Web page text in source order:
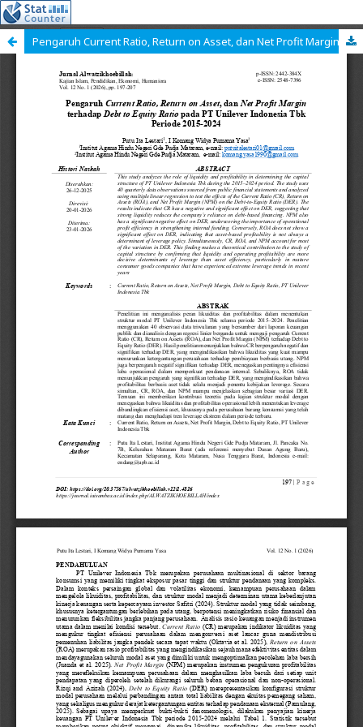
Pengaruh Current Ratio, Return on Asset, dan Net Profit Margin terhadap Debt to Equity Ratio pada PT Unilever Indonesia Tbk Periode 2015-2024